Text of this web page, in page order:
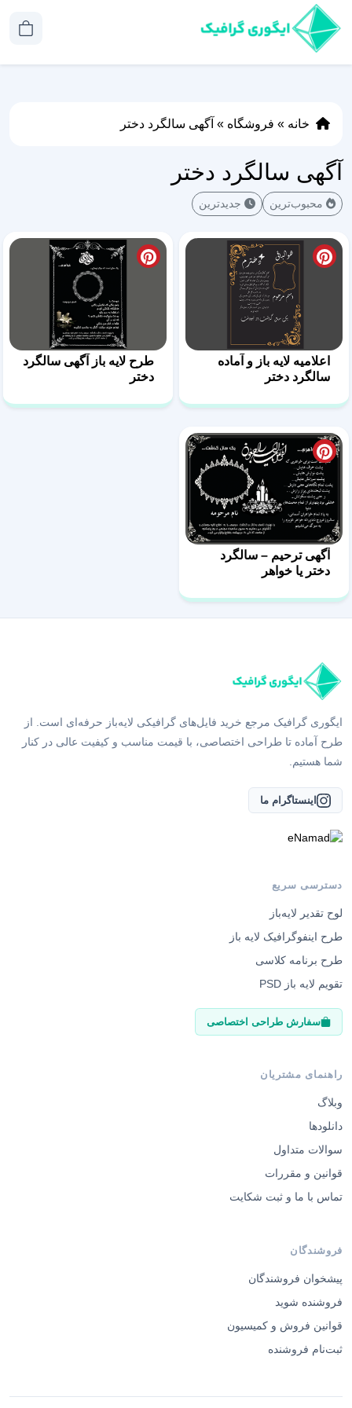
خانه » فروشگاه » آگهی سالگرد دختر
آگهی سالگرد دختر
محبوب‌ترین جدیدترین
اعلامیه لایه باز و آماده
سالگرد دختر
طرح لایه باز آگهی سالگرد
دختر
آگهی ترحیم – سالگرد
دختر یا خواهر
ایگوری گرافیک مرجع خرید فایل‌های گرافیکی لایه‌باز حرفه‌ای است. از
طرح آماده تا طراحی اختصاصی، با قیمت مناسب و کیفیت عالی در کنار
شما هستیم.
اینستاگرام ما
دسترسی سریع
لوح تقدیر لایه‌باز
طرح اینفوگرافیک لایه باز
طرح برنامه کلاسی
تقویم لایه باز PSD
سفارش طراحی اختصاصی
راهنمای مشتریان
وبلاگ
دانلودها
سوالات متداول
قوانین و مقررات
تماس با ما و ثبت شکایت
فروشندگان
پیشخوان فروشندگان
فروشنده شوید
قوانین فروش و کمیسیون
ثبت‌نام فروشنده